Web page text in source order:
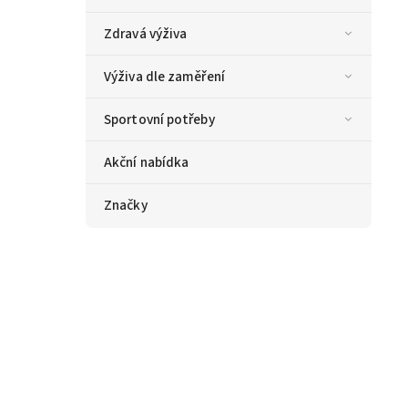
Zdravá výživa
Výživa dle zaměření
Sportovní potřeby
Akční nabídka
Značky